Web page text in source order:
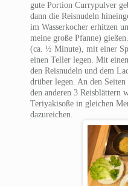
gute Portion Currypulver
dann die Reisnudeln
im Wasserkocher erhitzen
meine große Pfanne)
(ca. ½ Minute), mit einer
einen Teller legen. Mit
den Reisnudeln und dem
drüber legen. An den
den anderen 3 Reisblättern
Teriyakisoße in gleichen
dazureichen.